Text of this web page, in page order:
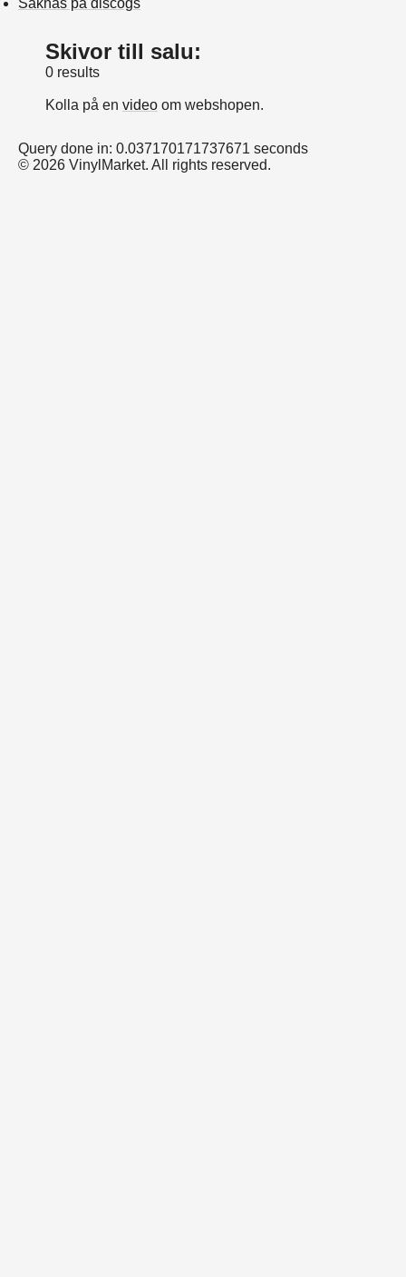
Saknas på discogs
Skivor till salu:
0 results
Kolla på en video om webshopen.
Query done in: 0.037170171737671 seconds
© 2026 VinylMarket. All rights reserved.